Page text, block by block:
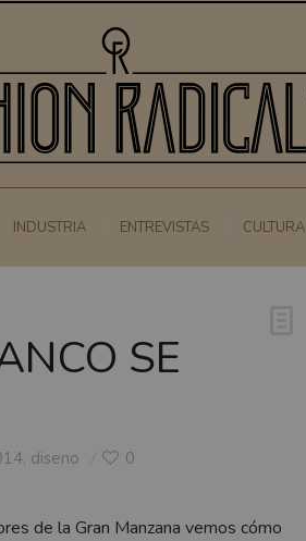
INDUSTRIA ENTREVISTAS CULTURA
SE
, diseno 0
de la Gran Manzana vemos cómo